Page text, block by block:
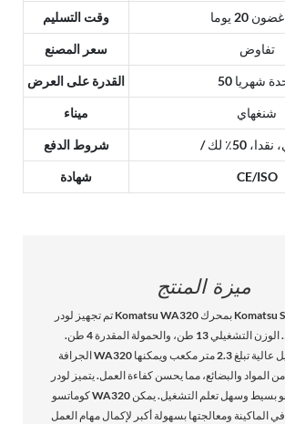
وقت التسليم 20 يوما
سعر المصنع تفاوض
القدرة على العرض شهريا
ميناء شنغهاي
شروط الدفع 50٪ لك
شهادة CE/ISO
ميزة المنتج
تم تجهيز لودر Komatsu WA320 بمحرك Komatsu SA6D102E بقوة
114 كيلو واط. الوزن التشغيلي 13 طن، والحمولة المقدرة 4 طن.
الجرافة WA320 لديها قدرة تحميل عالية تبلغ 2.3 متر مكعب ويمكنها
المواد والبضائع، مما يحسن كفاءة العمل. يتميز لودر
كوماتسو WA320 بتصميم مريح، وهو بسيط وسهل تعلم التشغيل. يمكن
الماكينة ومعالجتها بسهولة أكبر لإكمال مهام العمل